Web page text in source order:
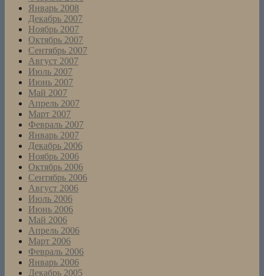
Январь 2008
Декабрь 2007
Ноябрь 2007
Октябрь 2007
Сентябрь 2007
Август 2007
Июль 2007
Июнь 2007
Май 2007
Апрель 2007
Март 2007
Февраль 2007
Январь 2007
Декабрь 2006
Ноябрь 2006
Октябрь 2006
Сентябрь 2006
Август 2006
Июль 2006
Июнь 2006
Май 2006
Апрель 2006
Март 2006
Февраль 2006
Январь 2006
Декабрь 2005